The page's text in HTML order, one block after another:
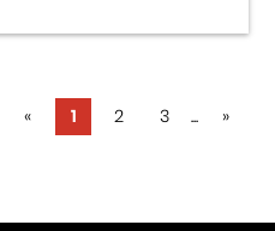
« 1 2 3 ... »